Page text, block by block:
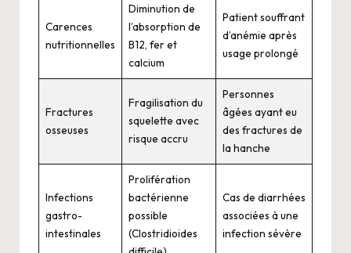
Carences
nutritionnelles
Diminution de
l’absorption de
B12, fer et
calcium
Patient souffrant
d’anémie après
usage prolongé
Fractures
osseuses
Fragilisation du
squelette avec
risque accru
Personnes
âgées ayant eu
des fractures de
la hanche
Infections
gastro-
intestinales
Prolifération
bactérienne
possible
(Clostridioides
Cas de diarrhées
associées à une
infection sévère